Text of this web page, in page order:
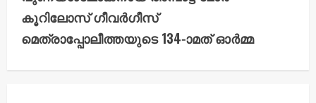
n
u
e
കൂറിലോസ് ഗീവർഗീസ്
മെത്രാപ്പോലീത്തയുടെ 134-ാമത് ഓർമ്മ